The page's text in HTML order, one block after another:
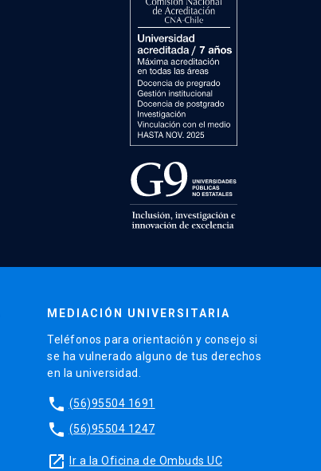
MEDIACIÓN UNIVERSITARIA
Teléfonos para orientación y consejo si
se ha vulnerado alguno de tus derechos
en la universidad.
phone (56)95504 1691
phone (56)95504 1247
launch Ir a la Oficina de Ombuds UC